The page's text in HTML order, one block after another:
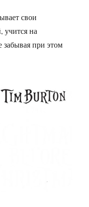
свои
учится на
забывая при этом